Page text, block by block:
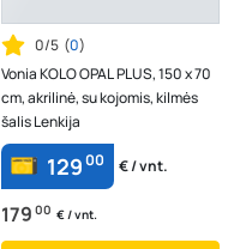
0/5 (0)
Vonia KOLO OPAL PLUS, 150 x 70
cm, akrilinė, su kojomis, kilmės
šalis Lenkija
12900 € / vnt.
179 00 € / vnt.